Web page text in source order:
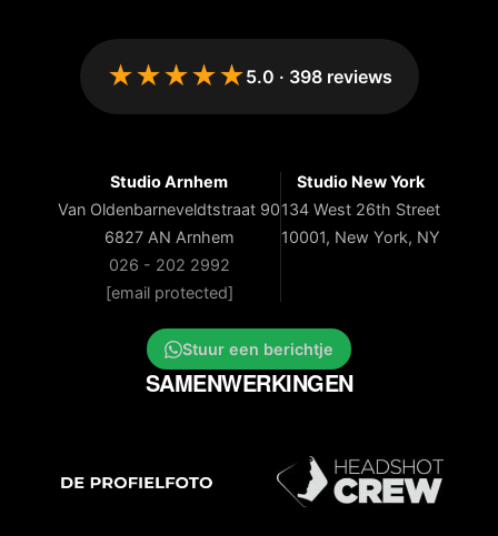
★★★★★5.0 · 398reviews
Studio Arnhem
Van Oldenbarneveldtstraat 90
6827 AN Arnhem
026 - 202 2992
[email protected]
Studio New York
134 West 26th Street
10001, New York, NY
Stuur een berichtje
SAMENWERKINGEN